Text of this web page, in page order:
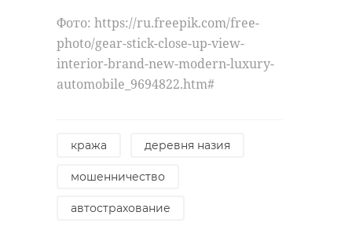
Фото: https://ru.freepik.com/free-
photo/gear-stick-close-up-view-
interior-brand-new-modern-luxury-
automobile_9694822.htm#
кража деревня назия
мошенничество
автострахование